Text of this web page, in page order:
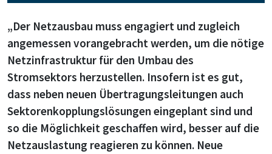
„Der Netzausbau muss engagiert und zugleich
angemessen vorangebracht werden, um die nötige
Netzinfrastruktur für den Umbau des
Stromsektors herzustellen. Insofern ist es gut,
dass neben neuen Übertragungsleitungen auch
Sektorenkopplungslösungen eingeplant sind und
so die Möglichkeit geschaffen wird, besser auf die
Netzauslastung reagieren zu können. Neue